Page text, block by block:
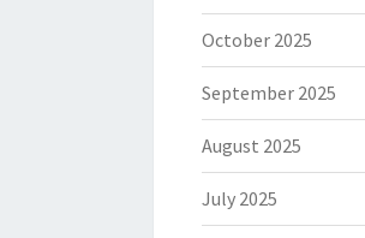
October 2025
September 2025
August 2025
July 2025